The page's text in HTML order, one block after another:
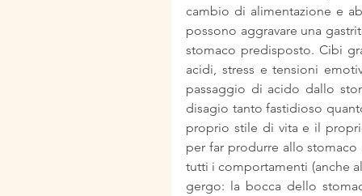
cambio di alimentazione e
possono aggravare una
stomaco predisposto. Cibi
acidi, stress e tensioni
passaggio di acido dallo
disagio tanto fastidioso
proprio stile di vita e il
per far produrre allo
tutti i comportamenti (anche
gergo: la bocca dello